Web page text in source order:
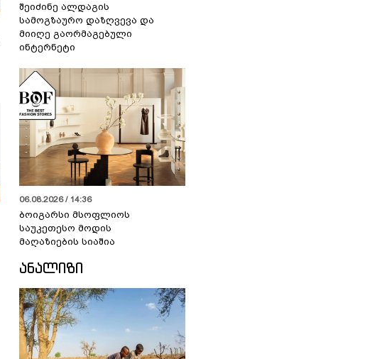
შეიძინე ალდაგის
სამოგზაურო დაზღვევა და
მიიღე გაორმაგებული
ინტერნეტი
06.08.2026 / 14:36
ბოიგარსი მსოფლიოს
საუკეთესო მოდის
მაღაზიების სიაშია
ᲐᲜᲐᲚᲘᲖᲘ